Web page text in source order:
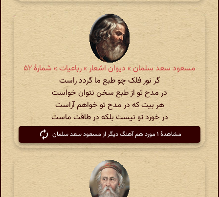
مسعود سعد سلمان » دیوان اشعار » رباعیات » شمارهٔ ۵۲
گر نور فلک چو طبع ما گردد راست
در مدح تو از طبع سخن نتوان خواست
هر بیت که در مدح تو خواهم آراست
در خورد تو نیست بلکه در طاقت ماست
مشاهدهٔ ۱ مورد هم آهنگ دیگر از مسعود سعد سلمان